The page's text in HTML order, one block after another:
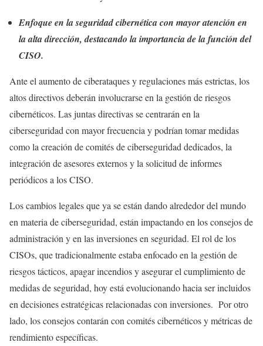
Enfoque en la seguridad cibernética con mayor atención en
la alta dirección, destacando la importancia de la función del
CISO.
Ante el aumento de ciberataques y regulaciones más estrictas, los
altos directivos deberán involucrarse en la gestión de riesgos
cibernéticos. Las juntas directivas se centrarán en la
ciberseguridad con mayor frecuencia y podrían tomar medidas
como la creación de comités de ciberseguridad dedicados, la
integración de asesores externos y la solicitud de informes
periódicos a los CISO.
Los cambios legales que ya se están dando alrededor del mundo
en materia de ciberseguridad, están impactando en los consejos de
administración y en las inversiones en seguridad. El rol de los
CISOs, que tradicionalmente estaba enfocado en la gestión de
riesgos tácticos, apagar incendios y asegurar el cumplimiento de
medidas de seguridad, hoy está evolucionando hacia ser incluidos
en decisiones estratégicas relacionadas con inversiones. Por otro
lado, los consejos contarán con comités cibernéticos y métricas de
rendimiento específicas.